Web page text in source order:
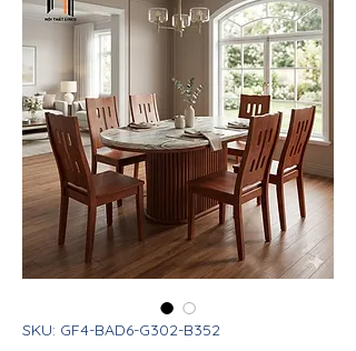
SKU: GF4-BAD6-G302-B352